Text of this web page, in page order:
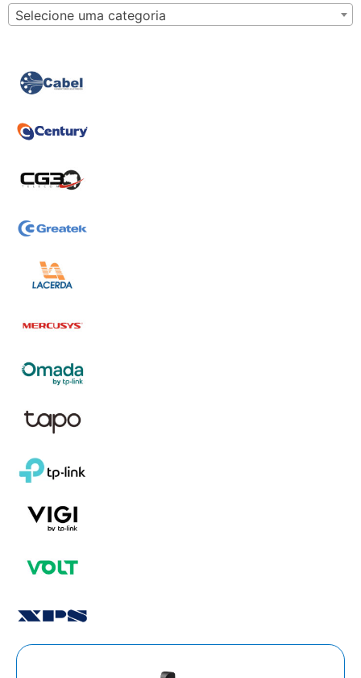
Selecione uma categoria